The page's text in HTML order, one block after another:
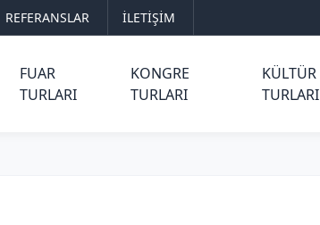
REFERANSLAR İLETİŞİM
FUAR
TURLARI
KONGRE
TURLARI
KÜLTÜR
TURLARI